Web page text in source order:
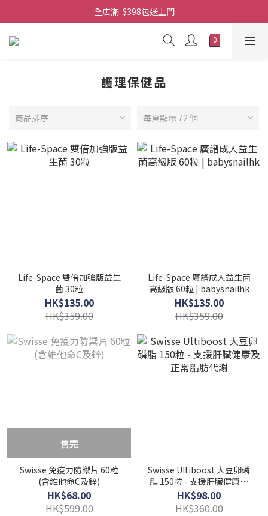
全店滿  $398包送上門
免費-簡單設計 禮卡 - 資料請在訂單上備注
全店滿  $398包送上門
護理保健品
商品排序 每頁顯示 72 個
Life-Space 雙倍加強版益生
菌 30粒
HK$135.00
HK$359.00
Life-Space 廣譜成人益生菌
高級版 60粒 | babysnailhk
HK$135.00
HK$359.00
售完
Swisse 免疫力防禦片 60粒
(含維他命C及鋅)
HK$68.00
HK$599.00
Swisse Ultiboost 大豆卵磷
脂 150粒 - 支援肝臟健康及
正常脂肪代謝
HK$98.00
HK$360.00